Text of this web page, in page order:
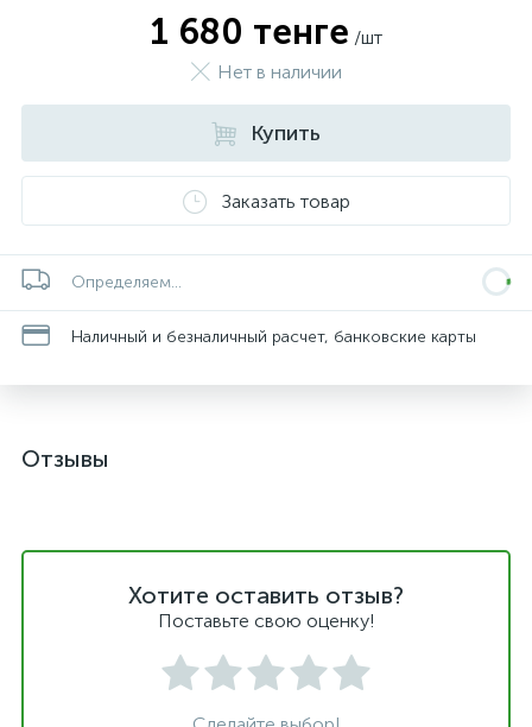
1 680 тенге /шт
Нет в наличии
Купить
Заказать товар
Определяем...
Наличный и безналичный расчет, банковские карты
Отзывы
Хотите оставить отзыв?
Поставьте свою оценку!